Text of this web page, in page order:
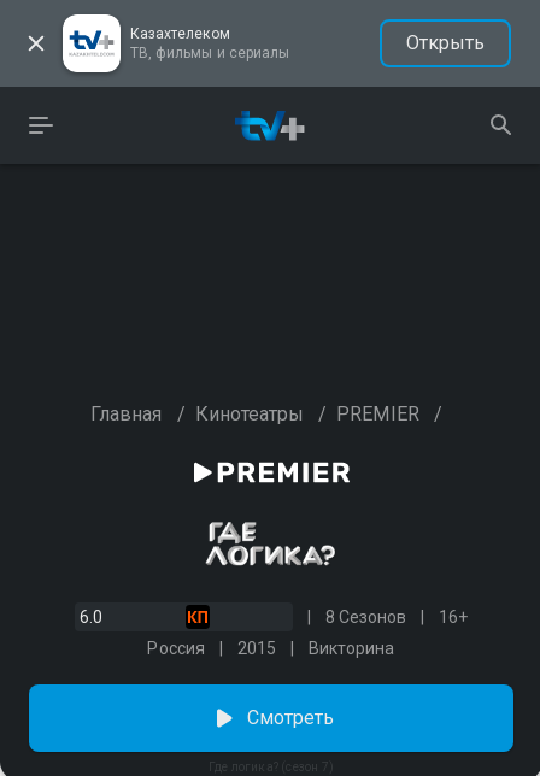
Казахтелеком
ТВ, фильмы и сериалы
Открыть
Главная / Кинотеатры / PREMIER /
6.0 8 Сезонов
16+
Россия
2015 Викторина
Где логика? (сезон 7)
Смотреть